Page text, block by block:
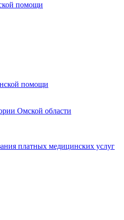
помощи
помощи
Омской области
платных медицинских услуг